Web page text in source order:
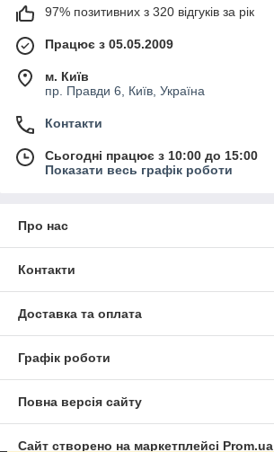
97% позитивних з 320 відгуків за рік
Працює з 05.05.2009
м. Київ
пр. Правди 6, Київ, Україна
Контакти
Сьогодні працює з 10:00 до 15:00
Показати весь графік роботи
Про нас
Контакти
Доставка та оплата
Графік роботи
Повна версія сайту
Сайт створено на маркетплейсі Prom.ua